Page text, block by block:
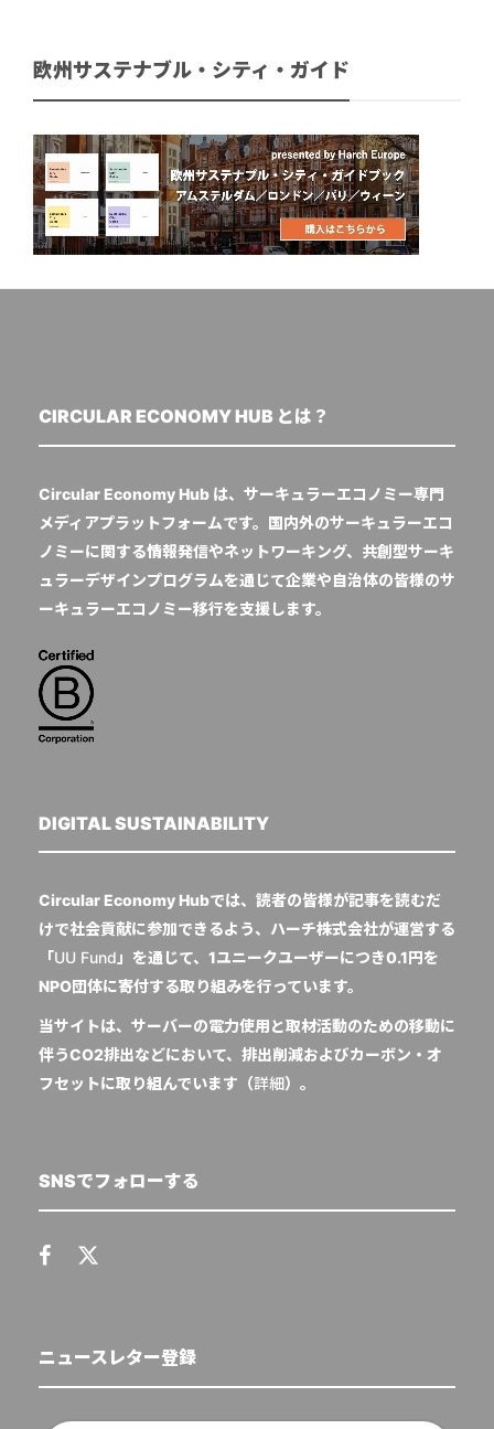
欧州サステナブル・シティ・ガイド
CIRCULAR ECONOMY HUB とは？
Circular Economy Hub は、サーキュラーエコノミー専門
メディアプラットフォームです。国内外のサーキュラーエコ
ノミーに関する情報発信やネットワーキング、共創型サーキ
ュラーデザインプログラムを通じて企業や自治体の皆様のサ
ーキュラーエコノミー移行を支援します。
DIGITAL SUSTAINABILITY
Circular Economy Hubでは、読者の皆様が記事を読むだ
けで社会貢献に参加できるよう、ハーチ株式会社が運営する
「UU Fund 」を通じて、1ユニークユーザーにつき0.1円を
NPO団体に寄付する取り組みを行っています。
当サイトは、サーバーの電力使用と取材活動のための移動に
伴うCO2排出などにおいて、排出削減およびカーボン・オ
フセットに取り組んでいます（詳細）。
SNSでフォローする
ニュースレター登録